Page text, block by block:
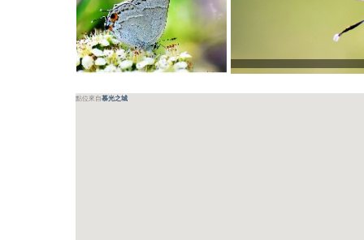
點位來自慕光之城